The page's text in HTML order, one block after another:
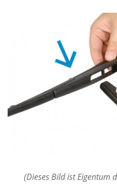
(Dieses Bild ist Eigentum